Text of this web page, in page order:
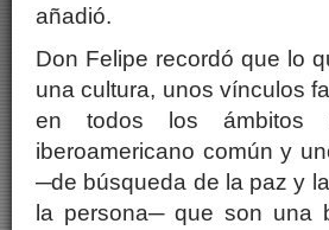
añadió.
Don Felipe recordó que lo
una cultura, unos vínculos
en todos los ámbitos
iberoamericano común y
─de búsqueda de la paz y
la persona─ que son una